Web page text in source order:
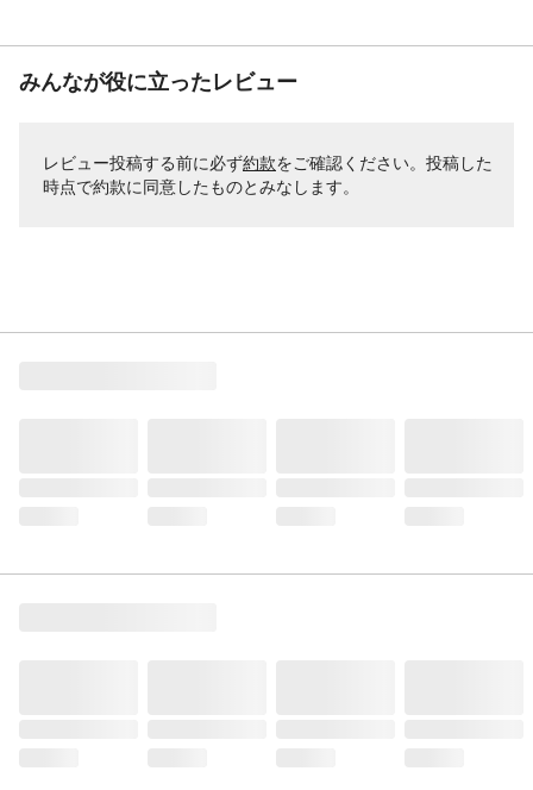
みんなが役に立ったレビュー
レビュー投稿する前に必ず約款をご確認ください。投稿した
時点で約款に同意したものとみなします。